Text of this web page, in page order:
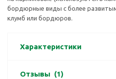
бордюрные виды с более
клумб или бордюров.
Характеристики
Отзывы (1)